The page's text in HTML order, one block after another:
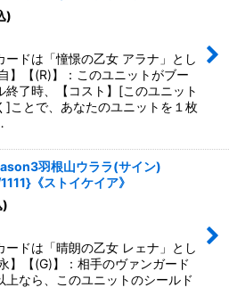
)
ードは「憧憬の乙女 アラナ」とし
】【(R)】：このユニットがブー
終了時、【コスト】[このユニット
]ことで、あなたのユニットを１枚
羽根山ウララ(サイン)
《ストイケイア》
)
ードは「晴朗の乙女 レェナ」とし
】【(G)】：相手のヴァンガード
上なら、このユニットのシールド